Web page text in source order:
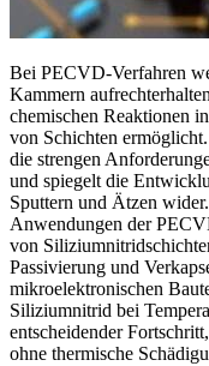
Bei PECVD-Verfahren
Kammern
chemischen Reaktionen
von Schichten
die strengen
und spiegelt die
Sputtern und Ätzen
Anwendungen der
von
Passivierung und
mikroelektronischen
Siliziumnitrid bei
entscheidender
ohne thermische